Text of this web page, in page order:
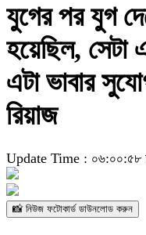
যুগের পর যুগ
হয়েছিল, সেটা
এটা ভাবার
রিয়াজ
Update Time : ০৬:০০:৫৮
📸 নিউজ ফটোকার্ড ডাউনলোড করুন